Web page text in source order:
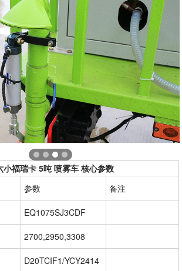
小福瑞卡 5吨 喷雾车 核心参数
参数 备注
EQ1075SJ3CDF
2700,2950,3308
D20TCIF1/YCY2414